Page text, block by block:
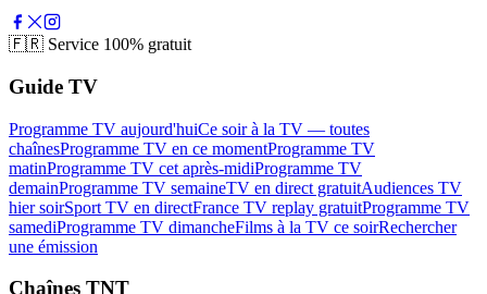
🇫🇷 Service 100% gratuit
Guide TV
Programme TV aujourd'huiCe soir à la TV — toutes
chaînesProgramme TV en ce momentProgramme TV
matinProgramme TV cet après-midiProgramme TV
demainProgramme TV semaineTV en direct gratuitAudiences TV
hier soirSport TV en directFrance TV replay gratuitProgramme TV
samediProgramme TV dimancheFilms à la TV ce soirRechercher
une émission
Chaînes TNT